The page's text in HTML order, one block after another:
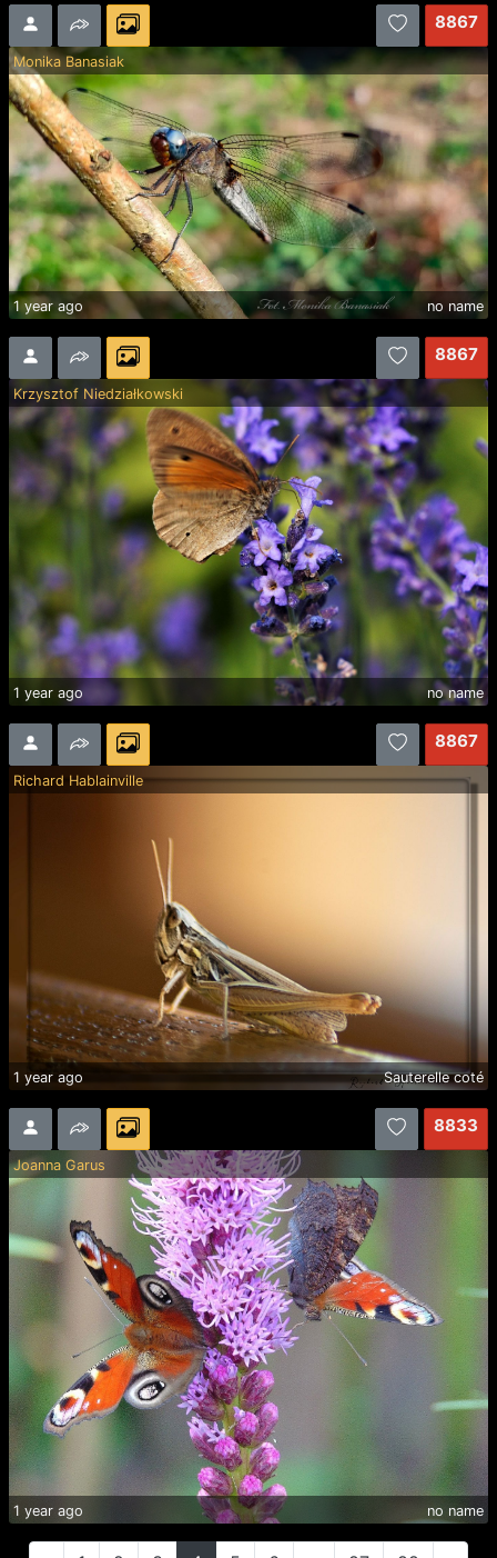
8867
Monika Banasiak
1 year ago no name
8867
Krzysztof Niedziałkowski
1 year ago no name
8867
Richard Hablainville
1 year ago Sauterelle coté
8833
Joanna Garus
1 year ago no name